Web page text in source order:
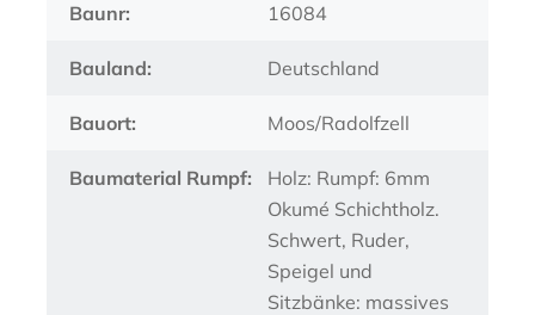
Baunr: 16084
Bauland: Deutschland
Bauort: Moos/Radolfzell
Baumaterial Rumpf:
Holz: Rumpf: 6mm
Okumé Schichtholz.
Schwert, Ruder,
Speigel und
Sitzbänke: massives